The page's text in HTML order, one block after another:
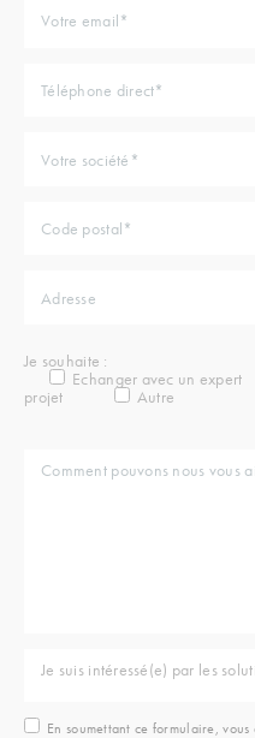
Je souhaite :
Echanger avec un expert
projet
Autre
Je suis intéressé(e) par les
En soumettant ce formulaire,